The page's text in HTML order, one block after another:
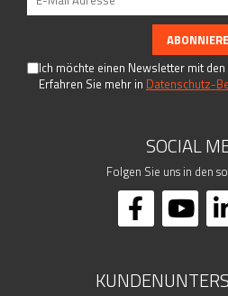
Ich möchte einen Newsletter mit
Erfahren Sie mehr in Datenschutz-
SOCIAL
Folgen Sie uns in den